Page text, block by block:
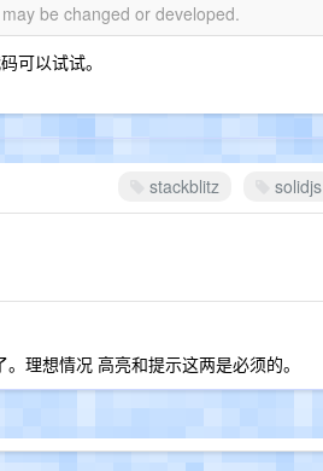
be changed or developed.
可以试试。
stackblitz solidjs
理想情况 高亮和提示这两是必须的。